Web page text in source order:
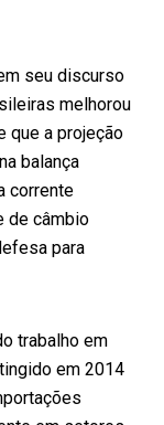
seu discurso
melhorou
que a projeção
balança
corrente
de câmbio
para
trabalho em
em 2014